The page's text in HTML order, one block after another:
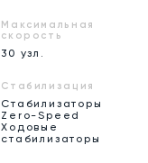
Максимальная
скорость
30 узл.
Стабилизация
Стабилизаторы
Zero-Speed
Ходовые
стабилизаторы